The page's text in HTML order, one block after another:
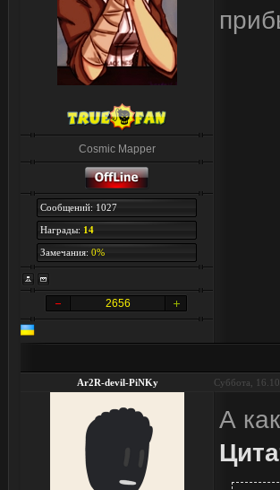
Cosmic Mapper
Сообщений: 1027
Награды: 14
Замечания: 0%
2656
Ar2R-devil-PiNKy Суббота,
А